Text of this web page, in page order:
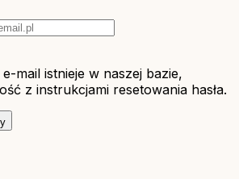
mail istnieje w naszej bazie,
z instrukcjami resetowania hasła.